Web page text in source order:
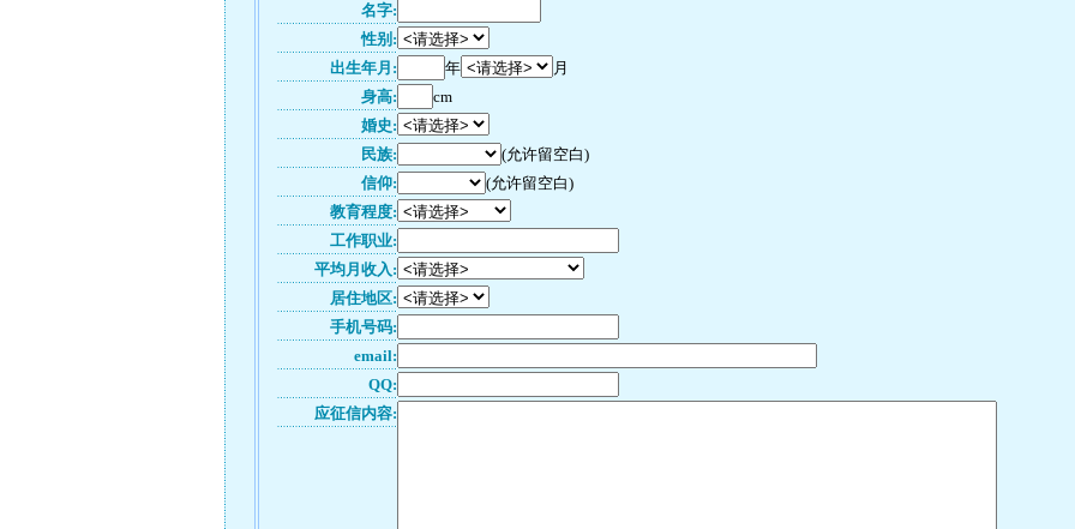
名字:
性别:
出生年月:
年
月
身高:
cm
婚史:
民族:
(允许留空白)
信仰:
(允许留空白)
教育程度:
工作职业:
平均月收入:
居住地区:
手机号码:
email:
QQ:
应征信内容: